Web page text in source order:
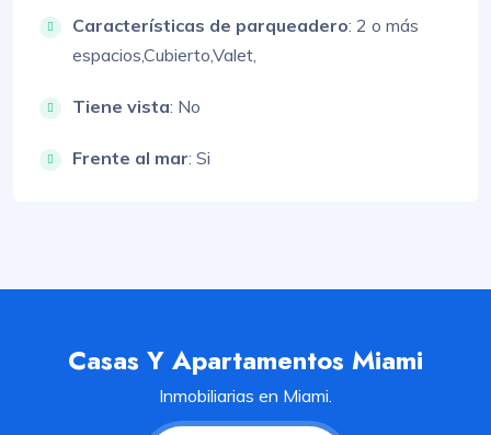
Características de parqueadero: 2 o más
espacios,Cubierto,Valet,
Tiene vista: No
Frente al mar: Si
Casas Y Apartamentos Miami
Inmobiliarias en Miami.